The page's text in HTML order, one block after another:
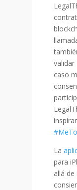
caso
La
para
allá